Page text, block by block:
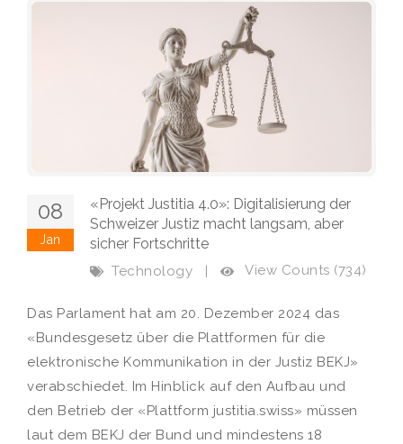
08
Jan
«Projekt Justitia 4.0»: Digitalisierung der
Schweizer Justiz macht langsam, aber
sicher Fortschritte
Technology | View Counts (734)
Das Parlament hat am 20. Dezember 2024 das
«Bundesgesetz über die Plattformen für die
elektronische Kommunikation in der Justiz BEKJ»
verabschiedet. Im Hinblick auf den Aufbau und
den Betrieb der «Plattform justitia.swiss» müssen
laut dem BEKJ der Bund und mindestens 18